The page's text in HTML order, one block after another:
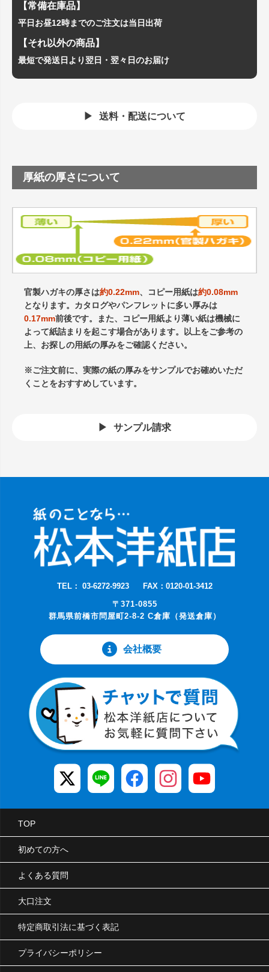
【常備在庫品】
平日お昼12時までのご注文は当日出荷
【それ以外の商品】
最短で発送日より翌日・翌々日のお届け
送料・配送について
厚紙の厚さについて
官製ハガキの厚さは約0.22mm、コピー用紙は約0.08mm
となります。カタログやパンフレットに多い厚みは
0.17mm前後です。また、コピー用紙より薄い紙は機械に
よって紙詰まりを起こす場合があります。以上をご参考の
上、お探しの用紙の厚みをご確認ください。
※ご注文前に、実際の紙の厚みをサンプルでお確めいただ
くことをおすすめしています。
サンプル請求
TEL： 03-6272-9923
FAX：0120-01-3412
〒371-0855
群馬県前橋市問屋町2-8-2 C倉庫（発送倉庫）
会社概要
TOP
初めての方へ
よくある質問
大口注文
特定商取引法に基づく表記
プライバシーポリシー